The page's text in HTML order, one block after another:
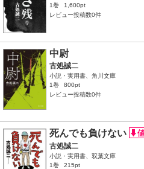
1巻
1,600pt
レビュー投稿数0件
中尉
古処誠二
小説・実用書、角川文庫
1巻
800pt
レビュー投稿数0件
死んでも負けない
古処誠二
小説・実用書、双葉文庫
1巻
215pt